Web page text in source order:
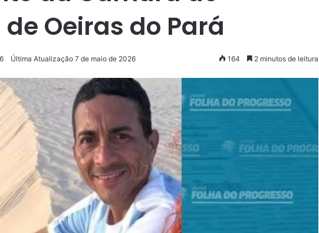
Oeiras do Pará
Última Atualização 7 de maio de 2026 164 2 minutos de leitura